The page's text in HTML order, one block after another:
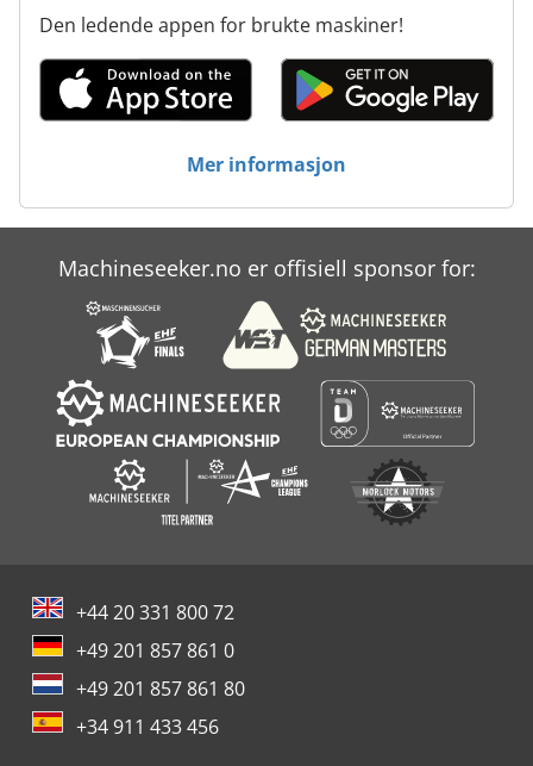
Den ledende appen for brukte maskiner!
Mer informasjon
Machineseeker.no er offisiell sponsor for:
+44 20 331 800 72
+49 201 857 861 0
+49 201 857 861 80
+34 911 433 456